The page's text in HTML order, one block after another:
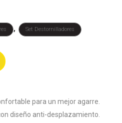
, Set Destornilladores
para un mejor agarre.
diseño anti-desplazamiento.